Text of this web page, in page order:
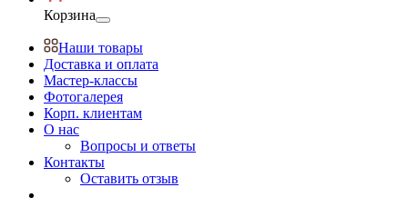
Корзина
Наши товары
Доставка и оплата
Мастер-классы
Фотогалерея
Корп. клиентам
О нас
Вопросы и ответы
Контакты
Оставить отзыв